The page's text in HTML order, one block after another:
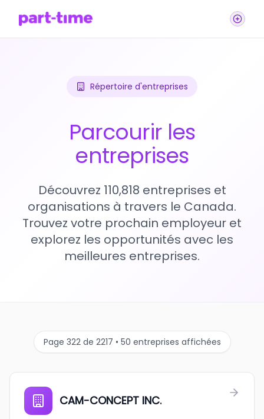
Répertoire d'entreprises
Parcourir les
entreprises
Découvrez 110,818 entreprises et
organisations à travers le Canada.
Trouvez votre prochain employeur et
explorez les opportunités avec les
meilleures entreprises.
Page 322 de 2217 • 50 entreprises affichées
CAM-CONCEPT INC.